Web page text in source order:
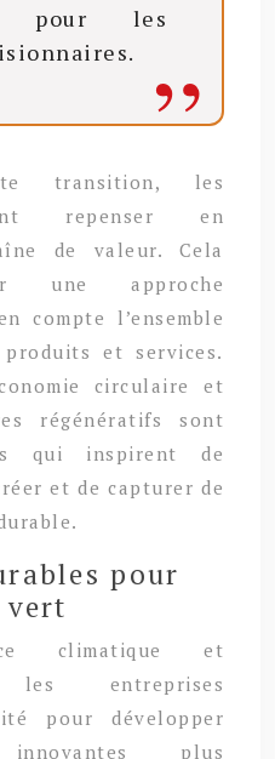
pour les
transition, les
repenser en
de valeur. Cela
une approche
compte l’ensemble
et services.
circulaire et
régénératifs sont
qui inspirent de
et de capturer de
pour
climatique et
les entreprises
pour développer
plus